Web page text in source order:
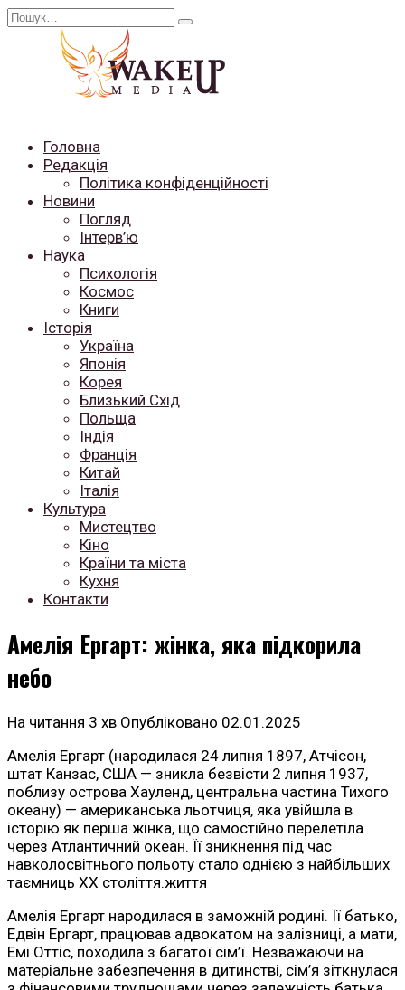
Перейти
Search
Головна
Редакція
Політика конфіденційності
Новини
Погляд
Інтерв’ю
Наука
Психологія
Космос
Книги
Історія
Україна
Японія
Корея
Близький Схід
Польща
Індія
Франція
Китай
Італія
Культура
Мистецтво
Кіно
Країни та міста
Кухня
Контакти
Амелія Ергарт: жінка, яка підкорила
небо
На читання 3 хв Опубліковано 02.01.2025
Амелія Ергарт (народилася 24 липня 1897, Атчісон,
штат Канзас, США — зникла безвісти 2 липня 1937,
поблизу острова Хауленд, центральна частина Тихого
океану) — американська льотчиця, яка увійшла в
історію як перша жінка, що самостійно перелетіла
через Атлантичний океан. Її зникнення під час
навколосвітнього польоту стало однією з найбільших
таємниць ХХ століття.життя
Амелія Ергарт народилася в заможній родині. Її батько,
Едвін Ергарт, працював адвокатом на залізниці, а мати,
Емі Оттіс, походила з багатої сім’ї. Незважаючи на
матеріальне забезпечення в дитинстві, сім’я зіткнулася